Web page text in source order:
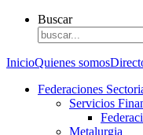
Buscar
InicioQuienes somos
Federaciones
Servicios
Metalurgia